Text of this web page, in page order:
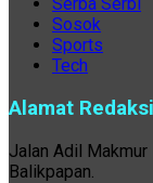
Sosok
Sports
Tech
Alamat Redaksi
Jalan Adil Makmur
Balikpapan.